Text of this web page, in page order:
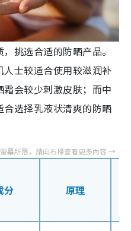
挑选合适的防晒产品。
士较适合使用较滋润补
会较少刺激皮肤；而中
选择乳液状清爽的防晒
分 原理